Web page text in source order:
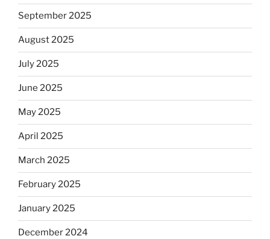
September 2025
August 2025
July 2025
June 2025
May 2025
April 2025
March 2025
February 2025
January 2025
December 2024